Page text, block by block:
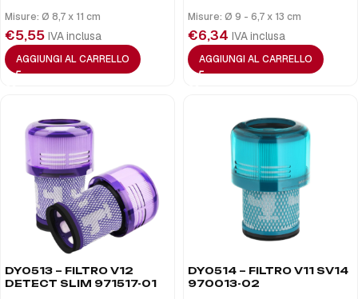
Misure: Ø 8,7 x 11 cm
€5,55 IVA inclusa
AGGIUNGI AL CARRELLO
Misure: Ø 9 - 6,7 x 13 cm
€6,34 IVA inclusa
AGGIUNGI AL CARRELLO
DY0513 – FILTRO V12
DETECT SLIM 971517-01
DY0514 – FILTRO V11 SV14
970013-02